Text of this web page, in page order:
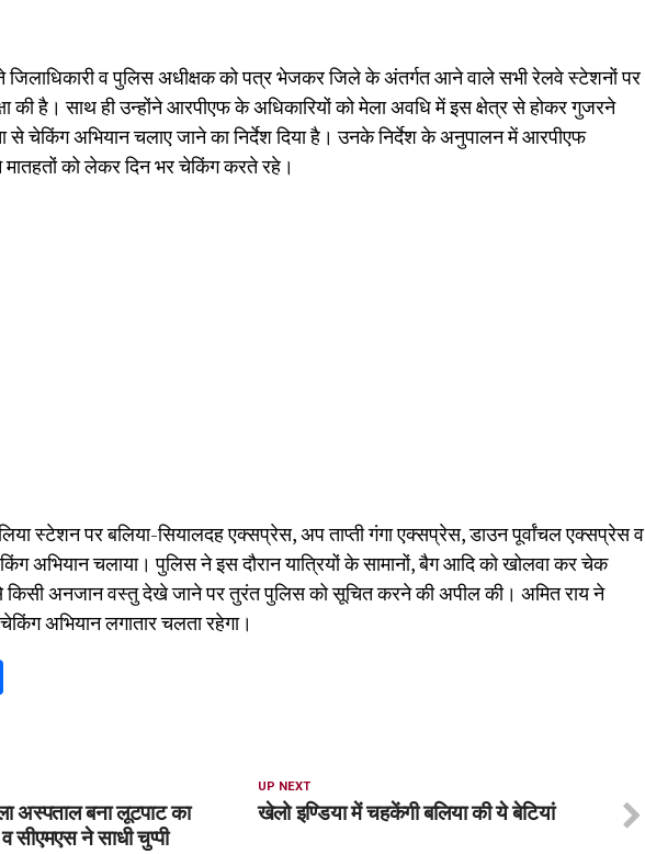
व पुलिस अधीक्षक को पत्र भेजकर जिले के अंतर्गत आने वाले सभी रेलवे स्टेशनों पर
की है। साथ ही उन्होंने आरपीएफ के अधिकारियों को मेला अवधि में इस क्षेत्र से होकर गुजरने
से चेकिंग अभियान चलाए जाने का निर्देश दिया है। उनके निर्देश के अनुपालन में आरपीएफ
को लेकर दिन भर चेकिंग करते रहे।
स्टेशन पर बलिया-सियालदह एक्सप्रेस, अप ताप्ती गंगा एक्सप्रेस, डाउन पूर्वांचल एक्सप्रेस व
अभियान चलाया। पुलिस ने इस दौरान यात्रियों के सामानों, बैग आदि को खोलवा कर चेक
से किसी अनजान वस्तु देखे जाने पर तुरंत पुलिस को सूचित करने की अपील की। अमित राय ने
अभियान लगातार चलता रहेगा।
UP NEXT
खेलो इण्डिया में चहकेंगी बलिया की ये बेटियां
अस्पताल बना लूटपाट का
ने साधी चुप्पी